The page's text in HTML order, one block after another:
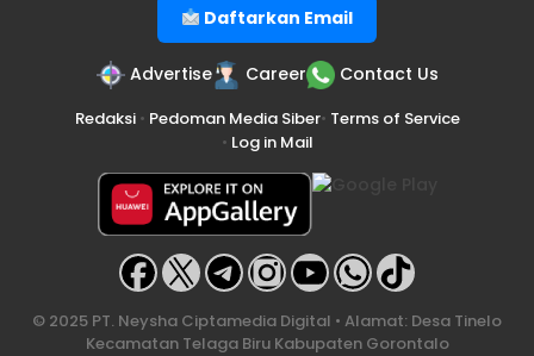
Daftarkan Email
Advertise Career Contact Us
Redaksi• Pedoman Media Siber• Terms of Service
• Log in Mail
© 2025 PT. Neysha Ciptamedia Digital • Alamat: Desa Tinelo
Kecamatan Telaga Biru Kabupaten Gorontalo